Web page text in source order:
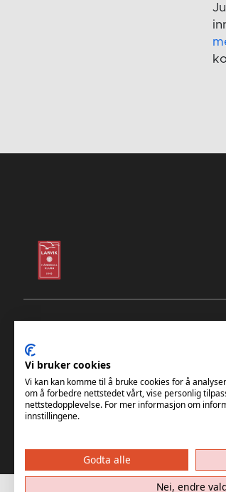
Vi bruker cookies
Vi kan kan komme til å bruke cookies for å
om å forbedre nettstedet vårt, vise personlig
nettstedopplevelse. For mer informasjon om
innstillingene.
Godta alle
Nei, endre